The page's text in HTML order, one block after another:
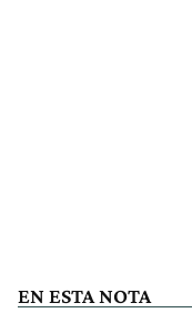
EN ESTA NOTA